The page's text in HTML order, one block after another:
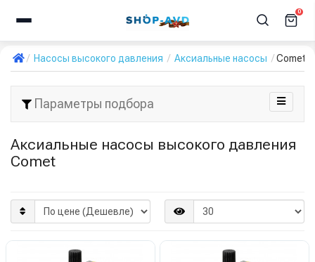
0
Насосы высокого давления Аксиальные насосы Comet
Параметры подбора
Аксиальные насосы высокого давления
Comet